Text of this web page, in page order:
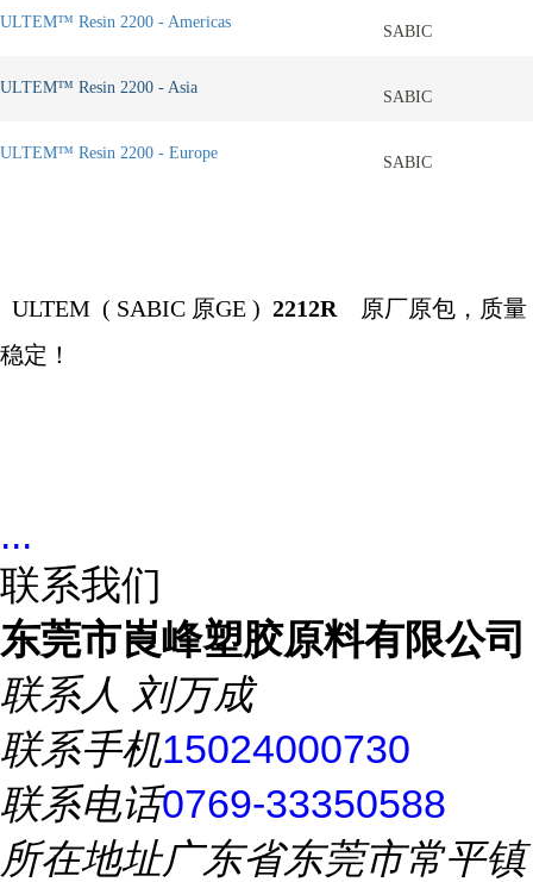
ULTEM™ Resin 2200 - Americas
SABIC
ULTEM™ Resin 2200 - Asia
SABIC
ULTEM™ Resin 2200 - Europe
SABIC
ULTEM ( SABIC 原GE ) 2212R
原厂原包，质量
稳定！
...
联系我们
东莞市崀峰塑胶原料有限公司
联系人 刘万成
联系手机15024000730
联系电话0769-33350588
所在地址广东省东莞市常平镇